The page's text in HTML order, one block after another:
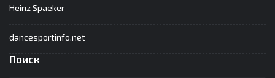
Heinz Spaeker
dancesportinfo.net
Поиск